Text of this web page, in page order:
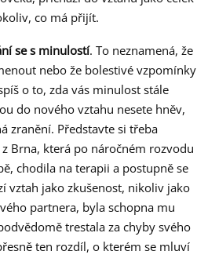
co má přijít.
se s minulostí. To neznamená, že
nebo že bolestivé vzpomínky
o to, zda vás minulost stále
do nového vztahu nesete hněv,
zranění. Představte si třeba
Brna, která po náročném rozvodu
chodila na terapii a postupně se
vztah jako zkušenost, nikoliv jako
partnera, byla schopna mu
trestala za chyby svého
ten rozdíl, o kterém se mluví